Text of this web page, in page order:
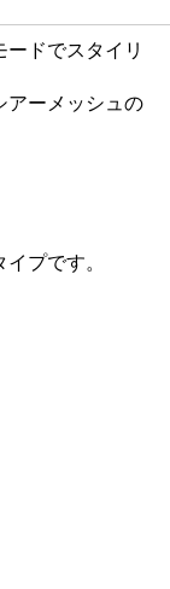
ドでスタイリ
アーメッシュの
プです。